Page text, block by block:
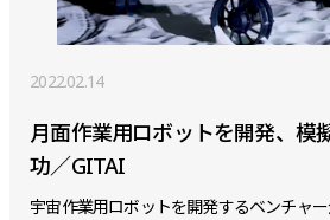
2022.02.14
月面作業用ロボットを開発、模
功／GITAI
宇宙作業用ロボットを開発するベンチャー